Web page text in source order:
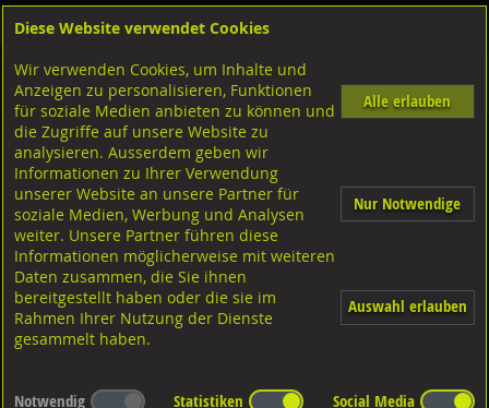
Shop Schrauben Diverse Schrauben
M-Gewinde
Diverse Ausführungen M-GewindeStiftschrauben 1,00d A2 rostfrei
Stiftschrauben Einschraubende ? 1,00d, DIN938 A2
rostfrei M6x20
Diese Website verwendet Cookies
Wir verwenden Cookies, um Inhalte und
Anzeigen zu personalisieren, Funktionen
für soziale Medien anbieten zu können und
die Zugriffe auf unsere Website zu
analysieren. Ausserdem geben wir
Informationen zu Ihrer Verwendung
unserer Website an unsere Partner für
soziale Medien, Werbung und Analysen
weiter. Unsere Partner führen diese
Informationen möglicherweise mit weiteren
Daten zusammen, die Sie ihnen
bereitgestellt haben oder die sie im
Rahmen Ihrer Nutzung der Dienste
gesammelt haben.
Alle erlauben
Nur Notwendige
Auswahl erlauben
Notwendig Statistiken
Social Media